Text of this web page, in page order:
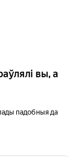
вы, а
падобныя да